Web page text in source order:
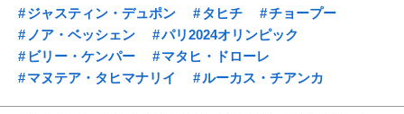
ジャスティン・デュポン
タヒチ
チョープー
ノア・ベッシェン
パリ2024オリンピック
ビリー・ケンパー
マタヒ・ドローレ
マヌテア・タヒマナリイ
ルーカス・チアンカ